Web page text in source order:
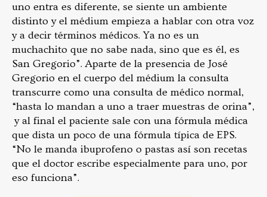
uno entra es diferente, se siente un ambiente
distinto y el médium empieza a hablar con otra voz
y a decir términos médicos. Ya no es un
muchachito que no sabe nada, sino que es él, es
San Gregorio”. Aparte de la presencia de José
Gregorio en el cuerpo del médium la consulta
transcurre como una consulta de médico normal,
“hasta lo mandan a uno a traer muestras de orina”,
y al final el paciente sale con una fórmula médica
que dista un poco de una fórmula típica de EPS.
“No le manda ibuprofeno o pastas así son recetas
que el doctor escribe especialmente para uno, por
eso funciona”.